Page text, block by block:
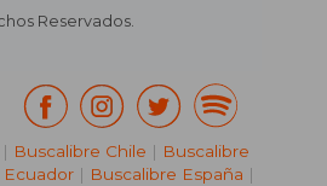
Reservados.
| Buscalibre Chile | Buscalibre
Ecuador | Buscalibre España |